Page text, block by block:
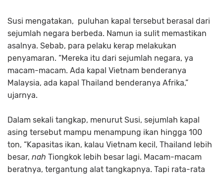
Susi mengatakan, puluhan kapal tersebut berasal dari
sejumlah negara berbeda. Namun ia sulit memastikan
asalnya. Sebab, para pelaku kerap melakukan
penyamaran. “Mereka itu dari sejumlah negara, ya
macam-macam. Ada kapal Vietnam benderanya
Malaysia, ada kapal Thailand benderanya Afrika,”
ujarnya.
Dalam sekali tangkap, menurut Susi, sejumlah kapal
asing tersebut mampu menampung ikan hingga 100
ton, “Kapasitas ikan, kalau Vietnam kecil, Thailand lebih
besar, nah Tiongkok lebih besar lagi. Macam-macam
beratnya, tergantung alat tangkapnya. Tapi rata-rata